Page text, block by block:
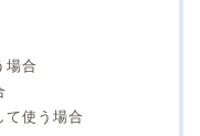
場合
て使う場合